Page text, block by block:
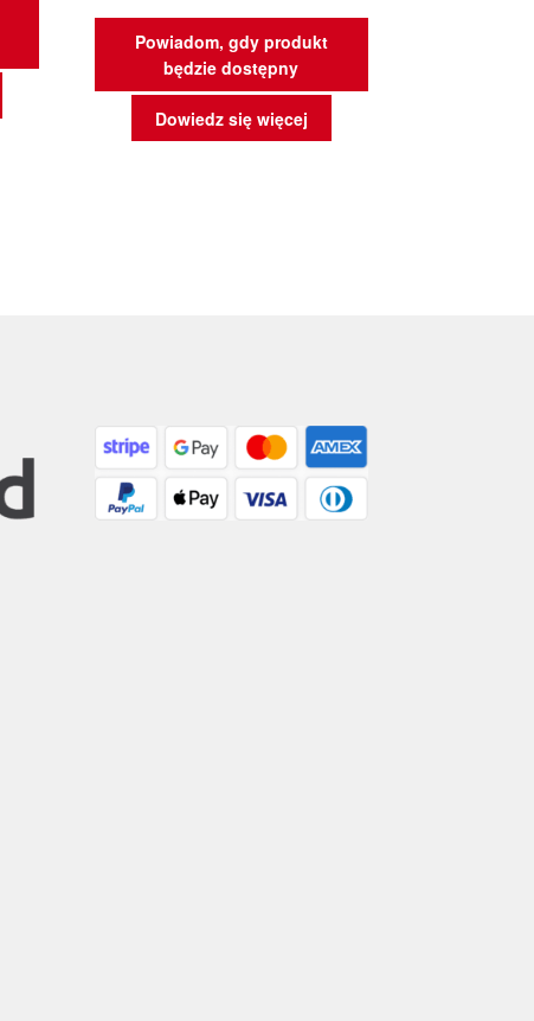
Powiadom, gdy produkt
będzie dostępny
Dowiedz się więcej